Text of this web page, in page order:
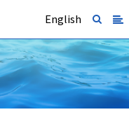
English